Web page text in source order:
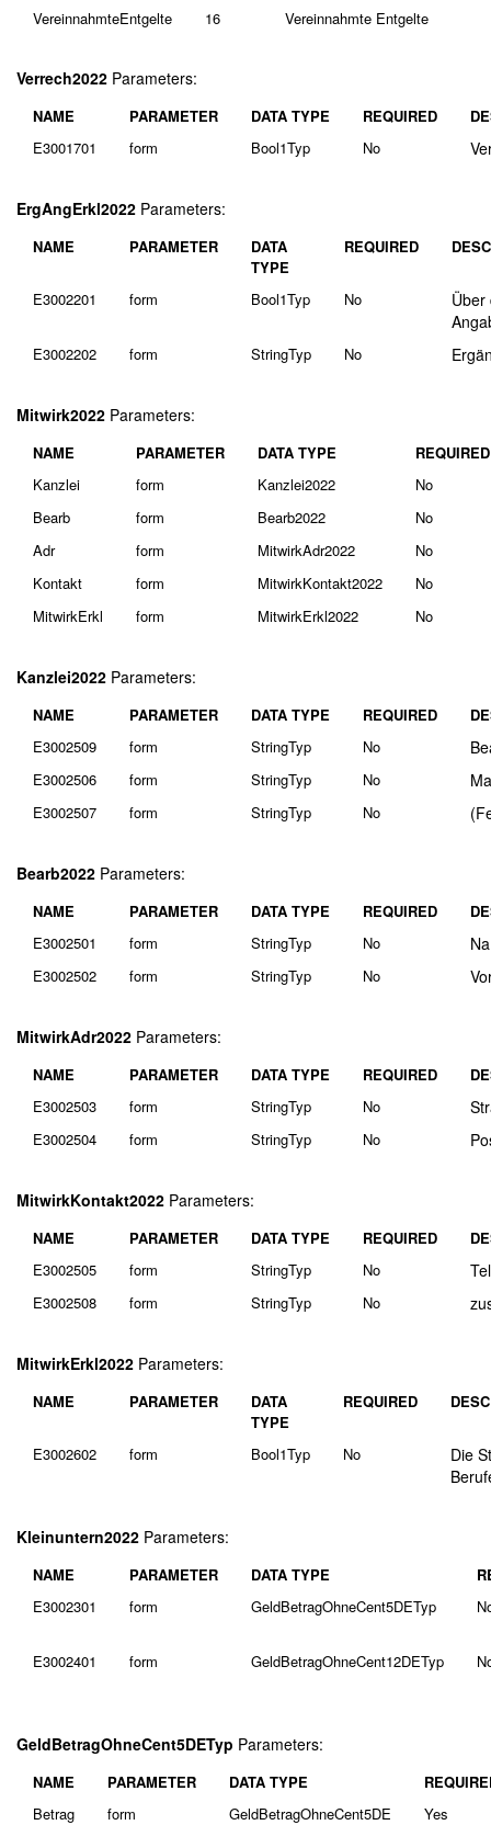
VereinnahmteEntgelte
16 Vereinnahmte Entgelte
Verrech2022 Parameters:
NAME PARAMETER DATA TYPE REQUIRED
E3001701
form Bool1Typ No
ErgAngErkl2022 Parameters:
NAME PARAMETER
DATA
TYPE
REQUIRED
E3002201 form Bool1Typ No
Über
E3002202 form StringTyp No
Mitwirk2022 Parameters:
NAME PARAMETER DATA TYPE
REQUIRED
Kanzlei
form Kanzlei2022
No
Bearb
form Bearb2022
No
Adr
form MitwirkAdr2022
No
Kontakt
form MitwirkKontakt2022
No
MitwirkErkl
form MitwirkErkl2022 No
Kanzlei2022 Parameters:
NAME PARAMETER DATA TYPE REQUIRED
E3002509
form StringTyp No
E3002506 form StringTyp No
E3002507 form StringTyp No
Bearb2022 Parameters:
NAME PARAMETER DATA TYPE REQUIRED
E3002501
form StringTyp No
E3002502 form StringTyp No
MitwirkAdr2022 Parameters:
NAME PARAMETER DATA TYPE REQUIRED
E3002503
form StringTyp No
E3002504 form StringTyp No
MitwirkKontakt2022 Parameters:
NAME PARAMETER DATA TYPE REQUIRED
E3002505
form StringTyp No
E3002508 form StringTyp No
MitwirkErkl2022 Parameters:
NAME PARAMETER
DATA
TYPE
REQUIRED
E3002602 form Bool1Typ No
Die
Kleinuntern2022 Parameters:
NAME PARAMETER DATA TYPE
E3002301
form GeldBetragOhneCent5DETyp
E3002401 form GeldBetragOhneCent12DETyp
GeldBetragOhneCent5DETyp Parameters:
NAME PARAMETER DATA TYPE
Betrag
form GeldBetragOhneCent5DE Yes